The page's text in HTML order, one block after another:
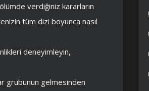
verdiğiniz kararların
tüm dizi boyunca nasıl
deneyimleyin,
grubunun gelmesinden